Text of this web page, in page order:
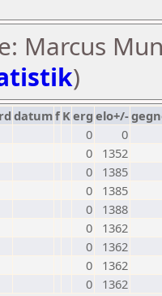
Marcus
)
rd datumf Kerg elo+/-
0
0
0
1352
0
1385
0
1385
0
1388
0
1362
0
1362
0
1362
0 1362